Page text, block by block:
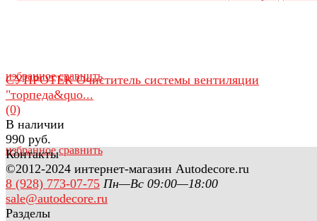
избранное сравнить
избранное сравнить
СУПРОТЕК Очиститель системы вентиляции
"торпеда&quo...
(0)
В наличии
990 руб.
Контакты
©2012-2024 интернет-магазин Autodecore.ru
8 (928) 773-07-75 Пн—Вс 09:00—18:00
sale@autodecore.ru
Разделы